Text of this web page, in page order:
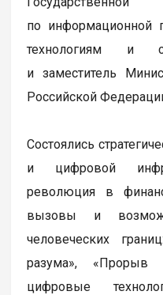
по информационной
технологиям и
и заместитель
Российской
Состоялись
и цифровой
революция в
вызовы и
человеческих
разума»,
цифровые